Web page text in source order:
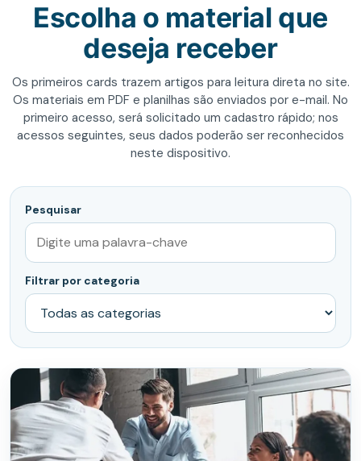
Escolha o material que
deseja receber
Os primeiros cards trazem artigos para leitura direta no site.
Os materiais em PDF e planilhas são enviados por e-mail. No
primeiro acesso, será solicitado um cadastro rápido; nos
acessos seguintes, seus dados poderão ser reconhecidos
neste dispositivo.
Pesquisar
Filtrar por categoria